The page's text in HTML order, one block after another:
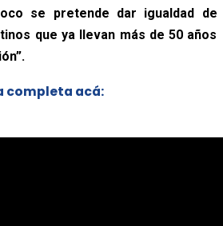
se pretende dar igualdad de
que ya llevan más de 50 años
completa acá: